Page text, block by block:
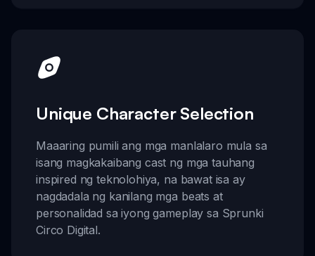
Unique Character Selection
Maaaring pumili ang mga manlalaro mula sa
isang magkakaibang cast ng mga tauhang
inspired ng teknolohiya, na bawat isa ay
nagdadala ng kanilang mga beats at
personalidad sa iyong gameplay sa Sprunki
Circo Digital.